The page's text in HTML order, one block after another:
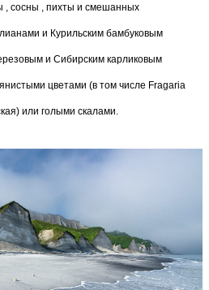
, сосны , пихты и смешанных
и Курильским бамбуковым
и Сибирским карликовым
цветами (в том числе Fragaria
или голыми скалами.